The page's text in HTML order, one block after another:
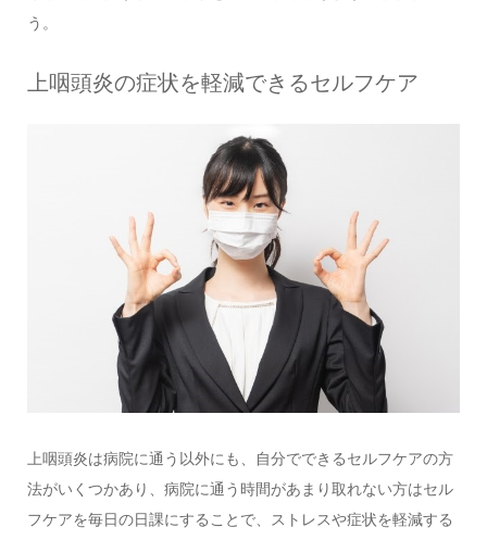
う。
上咽頭炎の症状を軽減できるセルフケア
上咽頭炎は病院に通う以外にも、自分でできるセルフケアの方
法がいくつかあり、病院に通う時間があまり取れない方はセル
フケアを毎日の日課にすることで、ストレスや症状を軽減する